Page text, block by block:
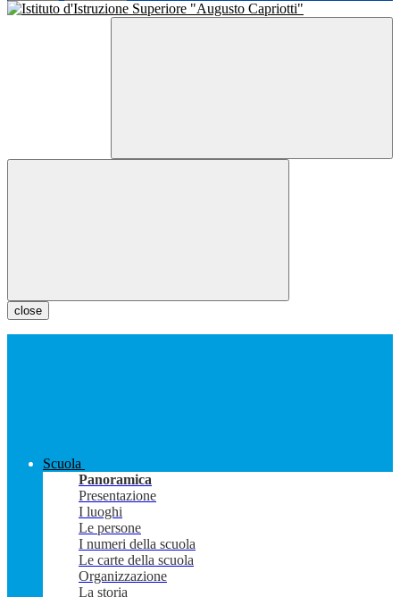
close
Scuola
Panoramica
Presentazione
I luoghi
Le persone
I numeri della scuola
Le carte della scuola
Organizzazione
La storia